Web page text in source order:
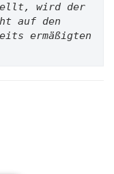
wird der
auf den
ermäßigten